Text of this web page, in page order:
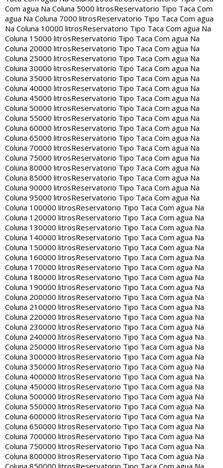
Com agua Na Coluna 5000 litrosReservatorio Tipo Taca Com
agua Na Coluna 7000 litrosReservatorio Tipo Taca Com agua
Na Coluna 10000 litrosReservatorio Tipo Taca Com agua Na
Coluna 15000 litrosReservatorio Tipo Taca Com agua Na
Coluna 20000 litrosReservatorio Tipo Taca Com agua Na
Coluna 25000 litrosReservatorio Tipo Taca Com agua Na
Coluna 30000 litrosReservatorio Tipo Taca Com agua Na
Coluna 35000 litrosReservatorio Tipo Taca Com agua Na
Coluna 40000 litrosReservatorio Tipo Taca Com agua Na
Coluna 45000 litrosReservatorio Tipo Taca Com agua Na
Coluna 50000 litrosReservatorio Tipo Taca Com agua Na
Coluna 55000 litrosReservatorio Tipo Taca Com agua Na
Coluna 60000 litrosReservatorio Tipo Taca Com agua Na
Coluna 65000 litrosReservatorio Tipo Taca Com agua Na
Coluna 70000 litrosReservatorio Tipo Taca Com agua Na
Coluna 75000 litrosReservatorio Tipo Taca Com agua Na
Coluna 80000 litrosReservatorio Tipo Taca Com agua Na
Coluna 85000 litrosReservatorio Tipo Taca Com agua Na
Coluna 90000 litrosReservatorio Tipo Taca Com agua Na
Coluna 95000 litrosReservatorio Tipo Taca Com agua Na
Coluna 100000 litrosReservatorio Tipo Taca Com agua Na
Coluna 120000 litrosReservatorio Tipo Taca Com agua Na
Coluna 130000 litrosReservatorio Tipo Taca Com agua Na
Coluna 140000 litrosReservatorio Tipo Taca Com agua Na
Coluna 150000 litrosReservatorio Tipo Taca Com agua Na
Coluna 160000 litrosReservatorio Tipo Taca Com agua Na
Coluna 170000 litrosReservatorio Tipo Taca Com agua Na
Coluna 180000 litrosReservatorio Tipo Taca Com agua Na
Coluna 190000 litrosReservatorio Tipo Taca Com agua Na
Coluna 200000 litrosReservatorio Tipo Taca Com agua Na
Coluna 210000 litrosReservatorio Tipo Taca Com agua Na
Coluna 220000 litrosReservatorio Tipo Taca Com agua Na
Coluna 230000 litrosReservatorio Tipo Taca Com agua Na
Coluna 240000 litrosReservatorio Tipo Taca Com agua Na
Coluna 250000 litrosReservatorio Tipo Taca Com agua Na
Coluna 300000 litrosReservatorio Tipo Taca Com agua Na
Coluna 350000 litrosReservatorio Tipo Taca Com agua Na
Coluna 400000 litrosReservatorio Tipo Taca Com agua Na
Coluna 450000 litrosReservatorio Tipo Taca Com agua Na
Coluna 500000 litrosReservatorio Tipo Taca Com agua Na
Coluna 550000 litrosReservatorio Tipo Taca Com agua Na
Coluna 600000 litrosReservatorio Tipo Taca Com agua Na
Coluna 650000 litrosReservatorio Tipo Taca Com agua Na
Coluna 700000 litrosReservatorio Tipo Taca Com agua Na
Coluna 750000 litrosReservatorio Tipo Taca Com agua Na
Coluna 800000 litrosReservatorio Tipo Taca Com agua Na